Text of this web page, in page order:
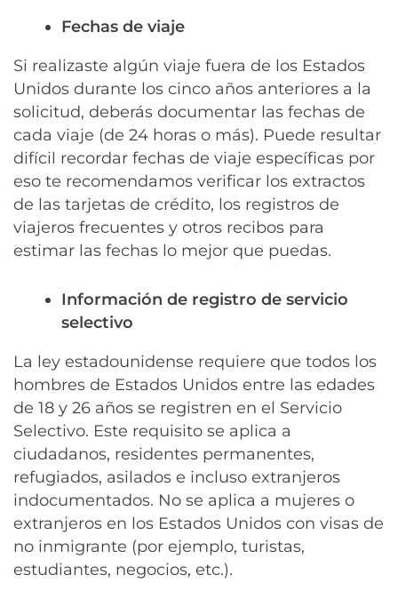
Fechas de viaje
Si realizaste algún viaje fuera de los Estados
Unidos durante los cinco años anteriores a la
solicitud, deberás documentar las fechas de
cada viaje (de 24 horas o más). Puede resultar
difícil recordar fechas de viaje específicas por
eso te recomendamos verificar los extractos
de las tarjetas de crédito, los registros de
viajeros frecuentes y otros recibos para
estimar las fechas lo mejor que puedas.
Información de registro de servicio
selectivo
La ley estadounidense requiere que todos los
hombres de Estados Unidos entre las edades
de 18 y 26 años se registren en el Servicio
Selectivo. Este requisito se aplica a
ciudadanos, residentes permanentes,
refugiados, asilados e incluso extranjeros
indocumentados. No se aplica a mujeres o
extranjeros en los Estados Unidos con visas de
no inmigrante (por ejemplo, turistas,
estudiantes, negocios, etc.).